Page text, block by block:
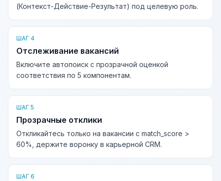
(Контекст-Действие-Результат) под целевую роль.
ШАГ 4
Отслеживание вакансий
Включите автопоиск с прозрачной оценкой
соответствия по 5 компонентам.
ШАГ 5
Прозрачные отклики
Откликайтесь только на вакансии с match_score >
60%, держите воронку в карьерной CRM.
ШАГ 6